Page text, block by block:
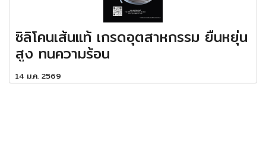
ซิลิโคนเส้นแท้ เกรดอุตสาหกรรม ยืนหยุ่น
สูง ทนความร้อน
14 ม.ค. 2569